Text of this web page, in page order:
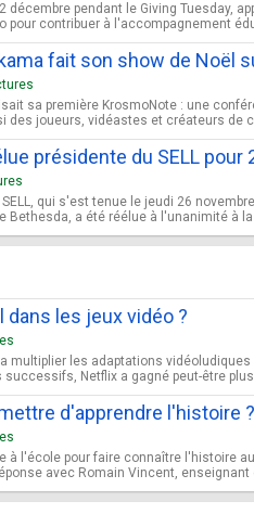
décembre pendant le Giving Tuesday,
pour contribuer à l'accompagnement
fait son show de Noël
sa première KrosmoNote : une
des joueurs, vidéastes et créateurs de
présidente du SELL pour
qui s'est tenue le jeudi 26
Bethesda, a été réélue à l'unanimité à
les jeux vidéo ?
multiplier les adaptations
Netflix a gagné peut-être
d'apprendre l'histoire ?
à l'école pour faire connaître l'histoire
avec Romain Vincent, enseignant